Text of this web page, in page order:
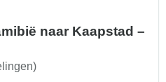
naar Kaapstad –